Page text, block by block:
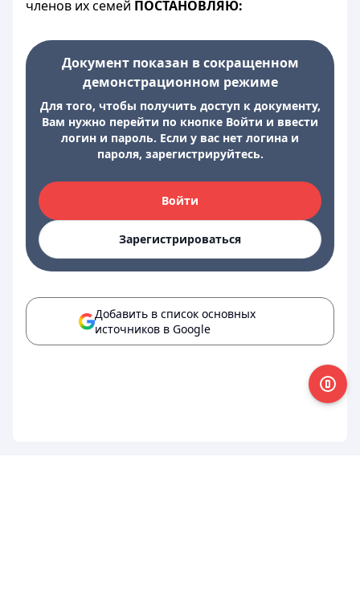
членов их семей ПОСТАНОВЛЯЮ:
Документ показан в сокращенном
демонстрационном режиме
Для того, чтобы получить доступ к документу,
Вам нужно перейти по кнопке Войти и ввести
логин и пароль. Если у вас нет логина и
пароля, зарегистрируйтесь.
Войти
Зарегистрироваться
Добавить в список основных
источников в Google